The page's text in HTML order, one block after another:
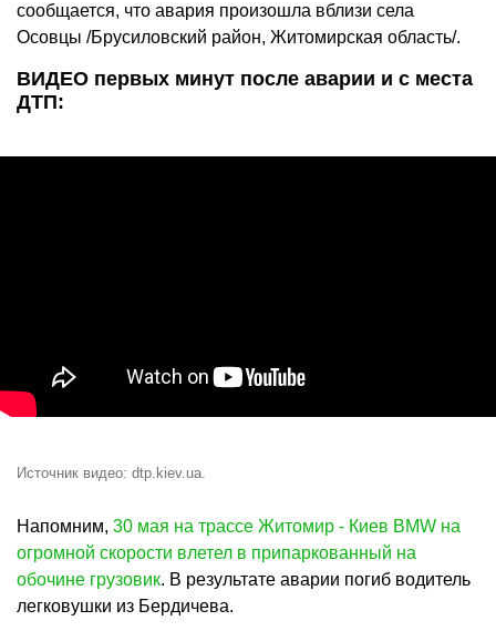
сообщается, что авария произошла вблизи села
Осовцы /Брусиловский район, Житомирская область/.
ВИДЕО первых минут после аварии и с места
ДТП:
Источник видео: dtp.kiev.ua.
Напомним, 30 мая на трассе Житомир - Киев BMW на
огромной скорости влетел в припаркованный на
обочине грузовик. В результате аварии погиб водитель
легковушки из Бердичева.